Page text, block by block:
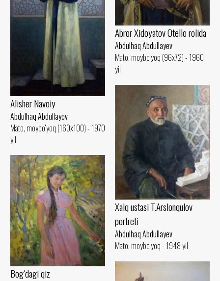
Abror Xidoyatov Otello rolida
Abdulhaq Abdullayev
Mato, moybo‘yoq (96x72) - 1960
yil
Alisher Navoiy
Abdulhaq Abdullayev
Mato, moybo‘yoq (160x100) - 1970
yil
Xalq ustasi T.Arslonqulov
portreti
Abdulhaq Abdullayev
Mato, moybo‘yoq - 1948 yil
Bog‘dagi qiz